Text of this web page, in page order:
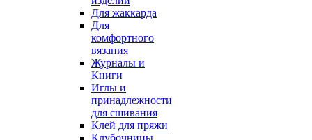
Для жаккарда
Для
комфортного
вязания
Журналы и
Книги
Иглы и
принадлежности
для сшивания
Клей для пряжи
Клубочницы